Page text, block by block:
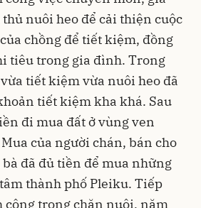
nuôi heo để cải thiện cuộc
chồng để tiết kiệm, đồng
tiêu trong gia đình. Trong
tiết kiệm vừa nuôi heo đã
tiết kiệm kha khá. Sau
đi mua đất ở vùng ven
của người chán, bán cho
đã đủ tiền để mua những
thành phố Pleiku. Tiếp
công trong chăn nuôi, năm